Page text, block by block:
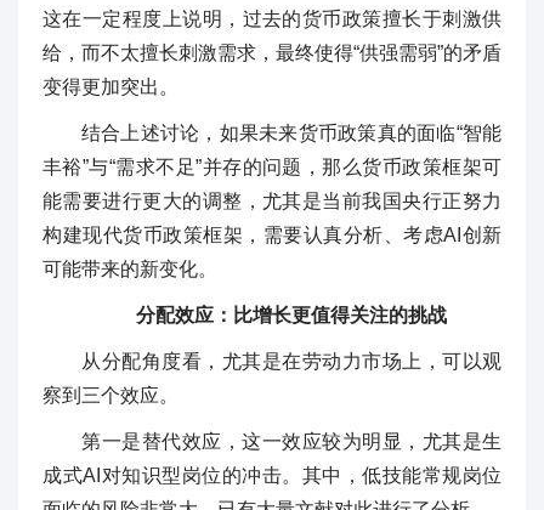
这在一定程度上说明，过去的货币政策擅长于刺激供
给，而不太擅长刺激需求，最终使得“供强需弱”的矛盾
变得更加突出。
结合上述讨论，如果未来货币政策真的面临“智能
丰裕”与“需求不足”并存的问题，那么货币政策框架可
能需要进行更大的调整，尤其是当前我国央行正努力
构建现代货币政策框架，需要认真分析、考虑AI创新
可能带来的新变化。
分配效应：比增长更值得关注的挑战
从分配角度看，尤其是在劳动力市场上，可以观
察到三个效应。
第一是替代效应，这一效应较为明显，尤其是生
成式AI对知识型岗位的冲击。其中，低技能常规岗位